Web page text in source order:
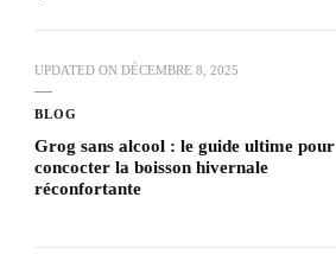
UPDATED ON DÉCEMBRE 8, 2025
BLOG
Grog sans alcool : le guide ultime pour
concocter la boisson hivernale
réconfortante